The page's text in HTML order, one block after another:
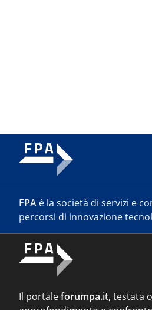
FPA è la società di servizi e
percorsi di innovazione
Il portaleforumpa.it, testata